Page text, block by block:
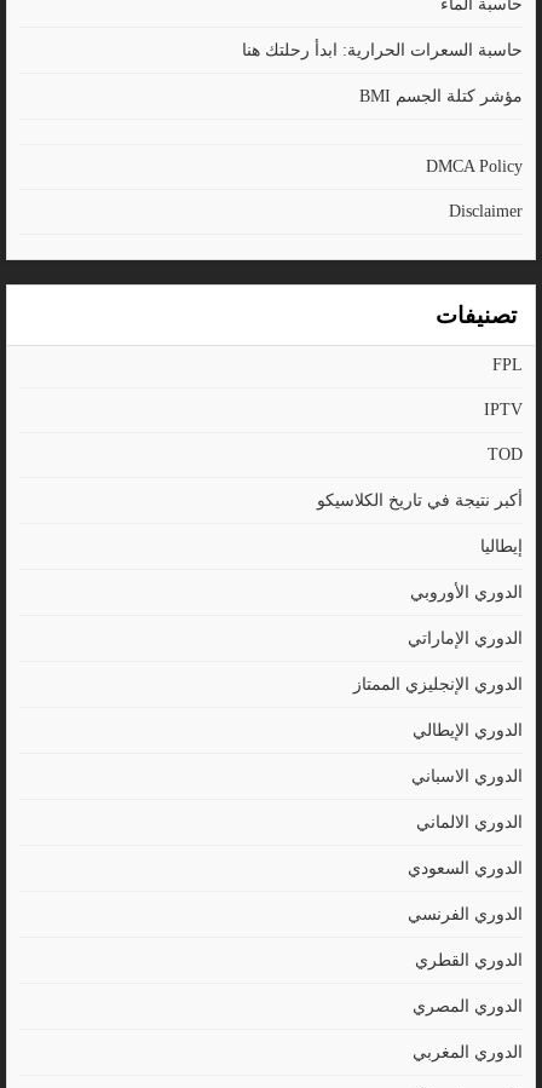
حاسبة الماء
حاسبة السعرات الحرارية: ابدأ رحلتك هنا
مؤشر كتلة الجسم BMI
DMCA Policy
Disclaimer
تصنيفات
FPL
IPTV
TOD
أكبر نتيجة في تاريخ الكلاسيكو
إيطاليا
الدوري الأوروبي
الدوري الإماراتي
الدوري الإنجليزي الممتاز
الدوري الإيطالي
الدوري الاسباني
الدوري الالماني
الدوري السعودي
الدوري الفرنسي
الدوري القطري
الدوري المصري
الدوري المغربي